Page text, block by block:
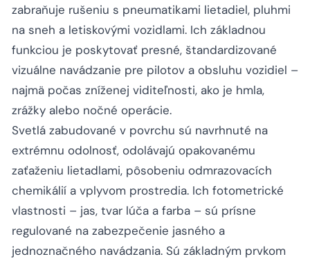
zabraňuje rušeniu s pneumatikami lietadiel, pluhmi
na sneh a letiskovými vozidlami. Ich základnou
funkciou je poskytovať presné, štandardizované
vizuálne navádzanie pre pilotov a obsluhu vozidiel –
najmä počas zníženej viditeľnosti, ako je hmla,
zrážky alebo nočné operácie.
Svetlá zabudované v povrchu sú navrhnuté na
extrémnu odolnosť, odolávajú opakovanému
zaťaženiu lietadlami, pôsobeniu odmrazovacích
chemikálií a vplyvom prostredia. Ich fotometrické
vlastnosti – jas, tvar lúča a farba – sú prísne
regulované na zabezpečenie jasného a
jednoznačného navádzania. Sú základným prvkom